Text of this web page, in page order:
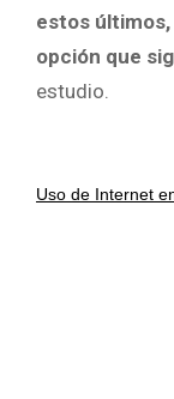
estos últimos,
opción que
estudio.
Uso de Internet